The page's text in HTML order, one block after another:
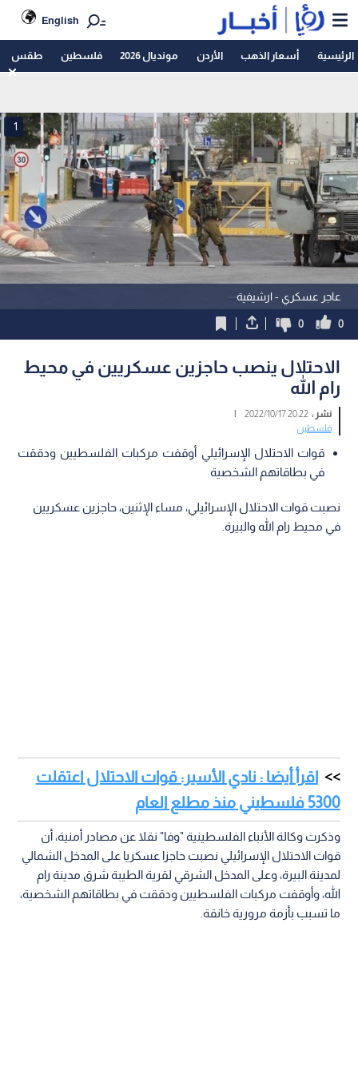
English
الرئيسية أسعار الذهب الأردن مونديال 2026 فلسطين طقس
عاجر عسكري - ارشيفية
1
0
0
الاحتلال ينصب حاجزين عسكريين في محيط
رام الله
نشر :20:22 2022/10/17
|
فلسطين
قوات الاحتلال الإسرائيلي أوقفت مركبات الفلسطيين ودققت
في بطاقاتهم الشخصية
نصبت قوات الاحتلال الإسرائيلي، مساء الإثنين، حاجزين عسكريين
في محيط رام الله والبيرة.
اقرأ أيضا : نادي الأسير: قوات الاحتلال اعتقلت
5300 فلسطيني منذ مطلع العام
وذكرت وكالة الأنباء الفلسطينية "وفا" نقلا عن مصادر أمنية، أن
قوات الاحتلال الإسرائيلي نصبت حاجزا عسكريا على المدخل الشمالي
لمدينة البيرة، وعلى المدخل الشرقي لقرية الطيبة شرق مدينة رام
الله، وأوقفت مركبات الفلسطيين ودققت في بطاقاتهم الشخصية،
ما تسبب بأزمة مرورية خانقة.